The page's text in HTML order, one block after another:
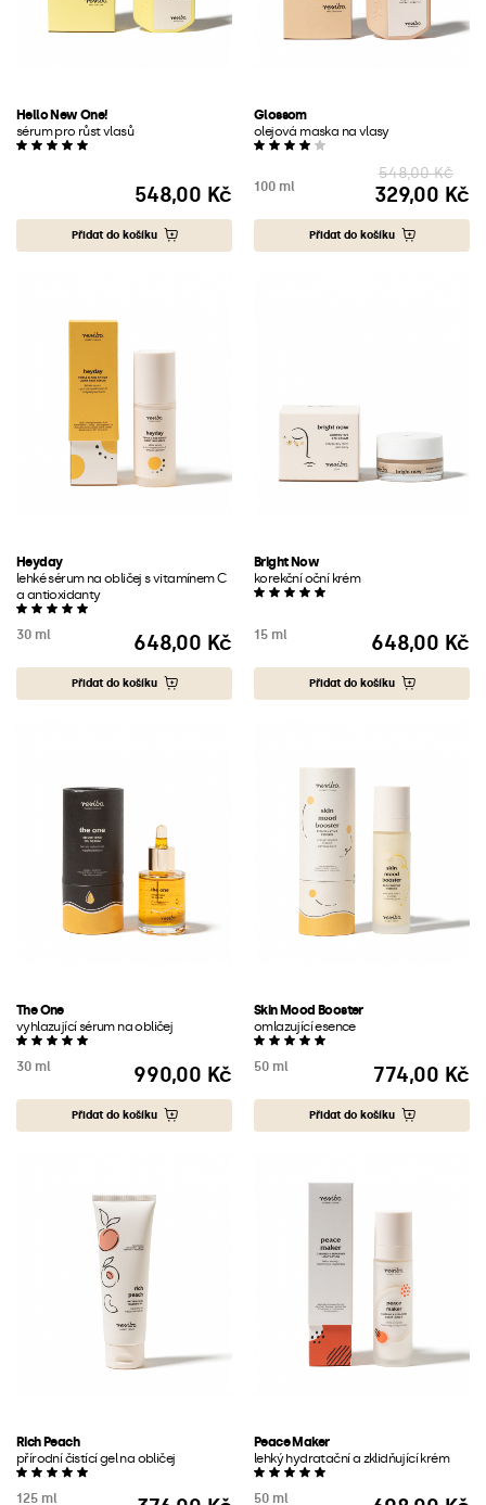
Hello New One!
sérum pro růst vlasů
Cena
548,00 Kč
Přidat do košíku
Glossom
olejová maska na vlasy
100 ml
548,00 Kč
Cena
329,00 Kč
Přidat do košíku
Heyday
lehké sérum na obličej s vitamínem C
a antioxidanty
30 ml
Cena
648,00 Kč
Přidat do košíku
Bright Now
korekční oční krém
15 ml
Cena
648,00 Kč
Přidat do košíku
The One
vyhlazující sérum na obličej
30 ml
Cena
990,00 Kč
Přidat do košíku
Skin Mood Booster
omlazující esence
50 ml
Cena
774,00 Kč
Přidat do košíku
Rich Peach
přírodní čistící gel na obličej
125 ml
Peace Maker
lehký hydratační a zklidňující krém
50 ml